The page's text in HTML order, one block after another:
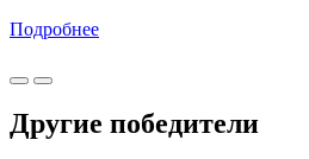
Подробнее
Другие победители